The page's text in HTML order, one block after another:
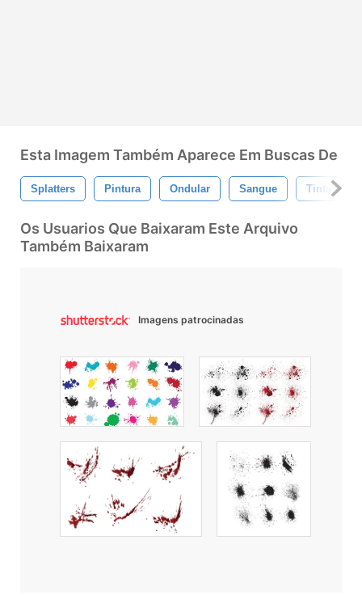
Esta Imagem Também Aparece Em Buscas De
Splatters Pintura Ondular Sangue Tinta
Os Usuarios Que Baixaram Este Arquivo
Também Baixaram
Imagens patrocinadas